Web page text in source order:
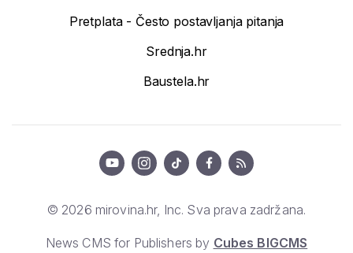
Pretplata - Često postavljanja pitanja
Srednja.hr
Baustela.hr
© 2026 mirovina.hr, Inc. Sva prava zadržana.
News CMS for Publishers by Cubes BIGCMS